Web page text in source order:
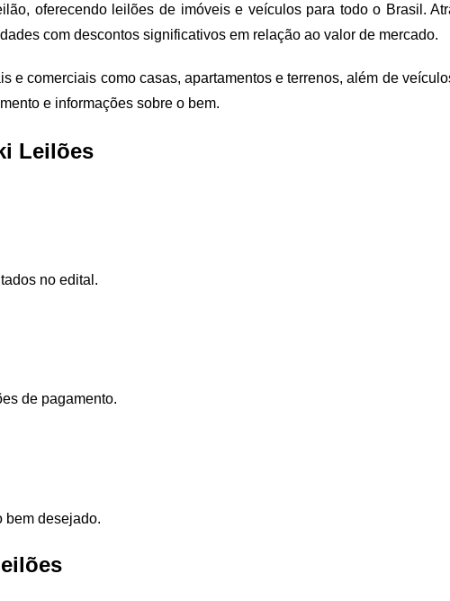
oferecendo leilões de imóveis e veículos para todo o Brasil.
com descontos significativos em relação ao valor de mercado.
comerciais como casas, apartamentos e terrenos, além de
e informações sobre o bem.
Leilões
no edital.
de pagamento.
bem desejado.